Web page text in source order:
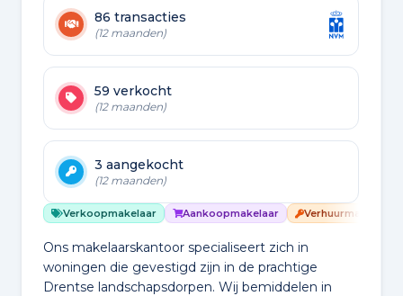
86 transacties
(12 maanden)
59 verkocht
(12 maanden)
3 aangekocht
(12 maanden)
Verkoopmakelaar Aankoopmakelaar Verhuurmakelaar
Ons makelaarskantoor specialiseert zich in
woningen die gevestigd zijn in de prachtige
Drentse landschapsdorpen. Wij bemiddelen in